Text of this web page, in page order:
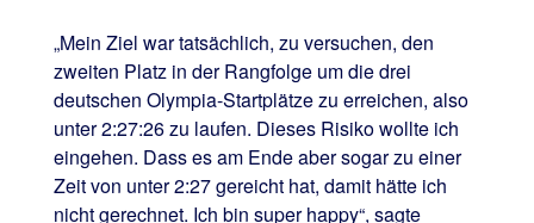
„Mein Ziel war tatsächlich, zu versuchen, den
zweiten Platz in der Rangfolge um die drei
deutschen Olympia-Startplätze zu erreichen, also
unter 2:27:26 zu laufen. Dieses Risiko wollte ich
eingehen. Dass es am Ende aber sogar zu einer
Zeit von unter 2:27 gereicht hat, damit hätte ich
nicht gerechnet. Ich bin super happy“, sagte